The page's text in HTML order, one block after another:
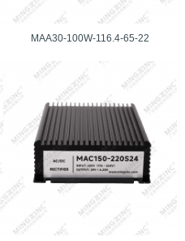
MAA30-100W-116.4-65-22